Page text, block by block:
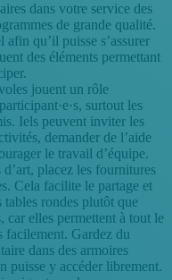
dans votre service des
de grande qualité.
qu’il puisse s’assurer
des éléments permettant
jouent un rôle
surtout les
Iels peuvent inviter les
demander de l’aide
le travail d’équipe.
placez les fournitures
Cela facilite le partage et
rondes plutôt que
car elles permettent à tout le
facilement. Gardez du
dans des armoires
puisse y accéder librement.